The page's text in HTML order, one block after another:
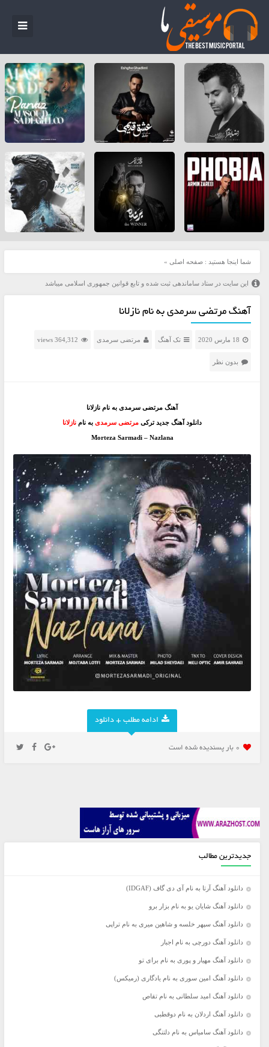
شما اینجا هستید : صفحه اصلی »
این سایت در ستاد ساماندهی ثبت شده و تابع قوانین جمهوری اسلامی میباشد
آهنگ مرتضی سرمدی به نام نازلانا
18 مارس 2020 تک آهنگ مرتضی سرمدی 364,312 views
بدون نظر
آهنگ مرتضی سرمدی به نام نازلانا
دانلود آهنگ جدید ترکی مرتضی سرمدیبه نام نازلانا
Morteza Sarmadi – Nazlana
ادامه مطلب + دانلود
0 بار پسنديده شده است
جدیدترین مطالب
دانلود آهنگ آرتا به نام آی دی گاف (IDGAF)
دانلود آهنگ شایان یو به نام بزار برو
دانلود آهنگ سپهر خلسه و شاهین میری به نام تراپی
دانلود آهنگ دورچی به نام اجبار
دانلود آهنگ مهیار و پوری به نام برای تو
دانلود آهنگ امین سوری به نام یادگاری (رمیکس)
دانلود آهنگ امید سلطانی به نام تقاص
دانلود آهنگ اردلان به نام دوقطبی
دانلود آهنگ سامیاس به نام دلتنگی